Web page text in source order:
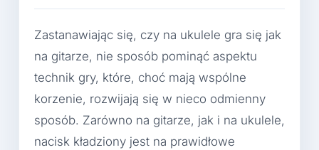
Zastanawiając się, czy na ukulele gra się jak
na gitarze, nie sposób pominąć aspektu
technik gry, które, choć mają wspólne
korzenie, rozwijają się w nieco odmienny
sposób. Zarówno na gitarze, jak i na ukulele,
nacisk kładziony jest na prawidłowe